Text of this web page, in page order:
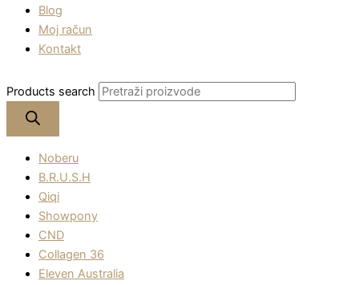
Blog
Moj račun
Kontakt
Products search
Noberu
B.R.U.S.H
Qiqi
Showpony
CND
Collagen 36
Eleven Australia